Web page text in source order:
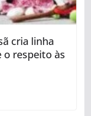
cria linha
o respeito às